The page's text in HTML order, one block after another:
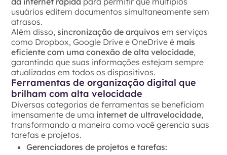
usuários editem documentos simultaneamente sem
atrasos.
Além disso, sincronização de arquivosem serviços
como Dropbox, Google Drive e OneDrive é mais
eficiente com uma conexão de alta velocidade,
garantindo que suas informações estejam sempre
atualizadas em todos os dispositivos.
Ferramentas de organização digital que
brilham com alta velocidade
Diversas categorias de ferramentas se beneficiam
imensamente de uma internet de ultravelocidade,
transformando a maneira como você gerencia suas
tarefas e projetos.
Gerenciadores de projetos e tarefas: